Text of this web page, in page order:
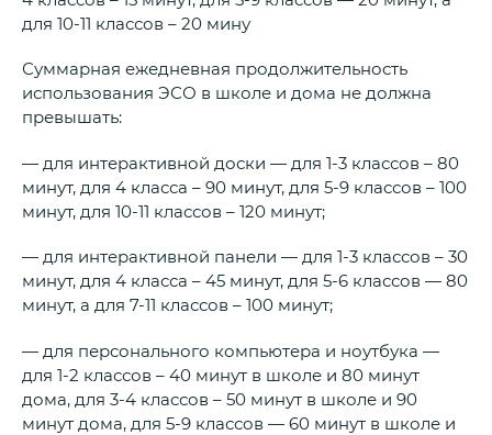
для 10-11 классов – 20 мину
Суммарная ежедневная продолжительность
использования ЭСО в школе и дома не должна
превышать:
— для интерактивной доски — для 1-3 классов – 80
минут, для 4 класса – 90 минут, для 5-9 классов – 100
минут, для 10-11 классов – 120 минут;
— для интерактивной панели — для 1-3 классов – 30
минут, для 4 класса – 45 минут, для 5-6 классов — 80
минут, а для 7-11 классов – 100 минут;
— для персонального компьютера и ноутбука —
для 1-2 классов – 40 минут в школе и 80 минут
дома, для 3-4 классов – 50 минут в школе и 90
минут дома, для 5-9 классов — 60 минут в школе и